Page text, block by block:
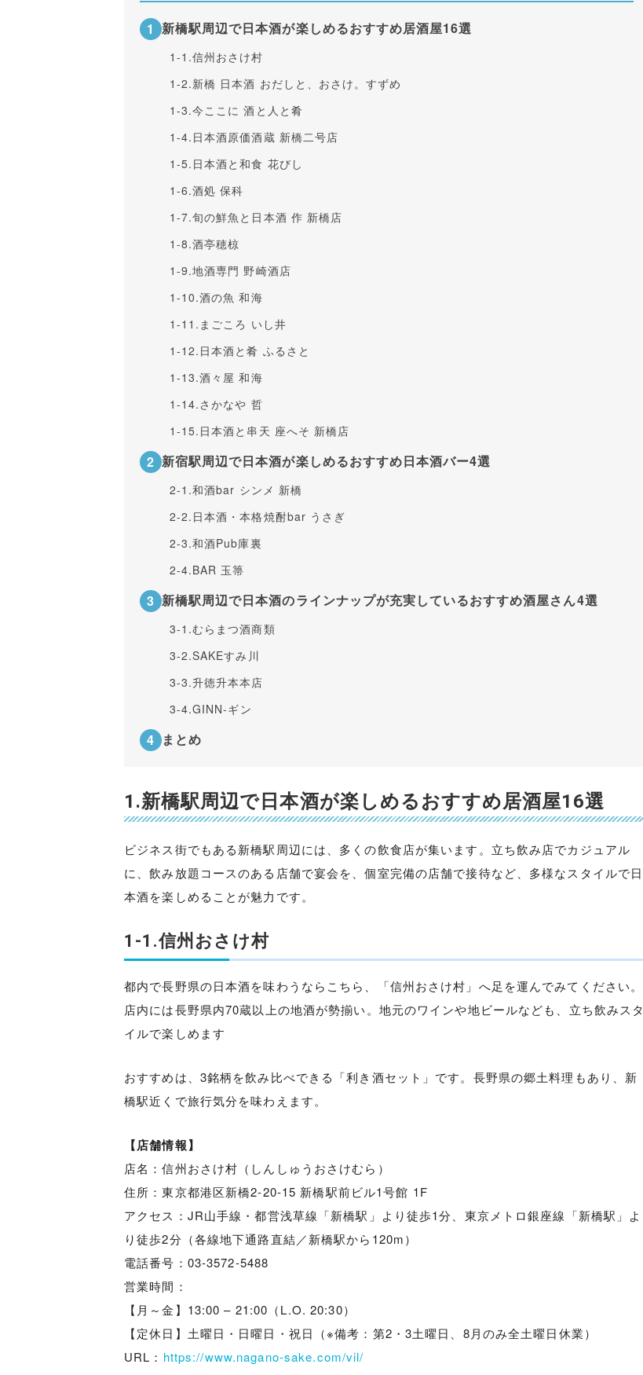
新橋駅周辺で日本酒が楽しめるおすすめ居酒屋16選
1-1.信州おさけ村
1-2.新橋 日本酒 おだしと、おさけ。すずめ
1-3.今ここに 酒と人と肴
1-4. 日本酒原価酒蔵 新橋二号店
1-5. 日本酒と和食 花びし
1-6.酒処 保科
1-7.旬の鮮魚と日本酒 作 新橋店
1-8.酒亭穂椋
1-9.地酒専門 野崎酒店
1-10.酒の魚 和海
1-11. まごころ いし井
1-12. 日本酒と肴 ふるさと
1-13.酒々屋 和海
1-14. さかなや 哲
1-15. 日本酒と串天 座へそ 新橋店
新宿駅周辺で日本酒が楽しめるおすすめ日本酒バー4選
2-1.和酒bar シンメ 新橋
2-2. 日本酒・本格焼酎bar うさぎ
2-3.和酒Pub庫裏
2-4.BAR 玉箒
新橋駅周辺で日本酒のラインナップが充実しているおすすめ酒屋さん4選
3-1.むらまつ酒商類
3-2.SAKEすみ川
3-3.升徳升本本店
3-4.GINN-ギン
まとめ
1.新橋駅周辺で日本酒が楽しめるおすすめ居酒屋16選
ビジネス街でもある新橋駅周辺には、多くの飲食店が集います。立ち飲み店でカジュアル
に、飲み放題コースのある店舗で宴会を、個室完備の店舗で接待など、多様なスタイルで日
本酒を楽しめることが魅力です。
1-1.信州おさけ村
都内で長野県の日本酒を味わうならこちら、「信州おさけ村」へ足を運んでみてください。
店内には長野県内70蔵以上の地酒が勢揃い。地元のワインや地ビールなども、立ち飲みスタ
イルで楽しめます
おすすめは、3銘柄を飲み比べできる「利き酒セット」です。長野県の郷土料理もあり、新
橋駅近くで旅行気分を味わえます。
【店舗情報】
店名：信州おさけ村（しんしゅうおさけむら）
住所：東京都港区新橋2-20-15 新橋駅前ビル1号館 1F
アクセス：JR山手線・都営浅草線「新橋駅」より徒歩1分、東京メトロ銀座線「新橋駅」よ
り徒歩2分（各線地下通路直結／新橋駅から120m）
電話番号：03-3572-5488
営業時間：
【月～金】13:00 – 21:00（L.O. 20:30）
【定休日】土曜日・日曜日・祝日（※備考：第2・3土曜日、8月のみ全土曜日休業）
URL： https://www.nagano-sake.com/vil/